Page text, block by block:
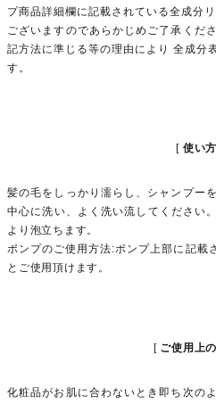
プ商品詳細欄に記載されている全成分
ございますのであらかじめご了承くだ
記方法に準じる等の理由により 全成分
す。
使い方
髪の毛をしっかり濡らし、シャンプー
中心に洗い、よく洗い流してください
より泡立ちます。
ポンプのご使用方法:ポンプ上部に記載
とご使用頂けます。
ご使用上
化粧品がお肌に合わないとき即ち次の